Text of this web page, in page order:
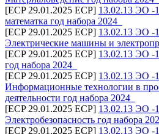
[ECP 29.01.2025 ECP] 13.02.13 ЭО -
математка год набора 2024_
[ECP 29.01.2025 ECP] 13.02.13 ЭО
Электрические машины и
[ECP 29.01.2025 ECP] 13.02.13 ЭО -
год набора 2024_
[ECP 29.01.2025 ECP] 13.02.13 ЭО
Информационные технологии в
деятельности год набора 2024_
[ECP 29.01.2025 ECP] 13.02.13 ЭО -
Электробезопасность год набора
[ECP 29.01.2025 ECP] 13.02.13 ЭО